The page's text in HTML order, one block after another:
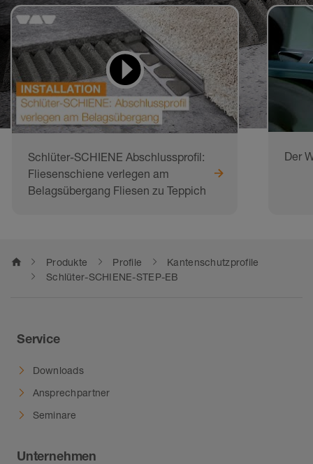
Videos zum Lernen
und Nachmachen
Schlüter-SCHIENE Abschlussprofil:
Fliesenschiene verlegen am
Belagsübergang Fliesen zu Teppich
Der
home Produkte Profile
Kantenschutzprofile
Schlüter-SCHIENE-STEP-EB
Service
Downloads
Ansprechpartner
Seminare
Unternehmen